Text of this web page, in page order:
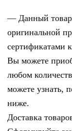
— Данный товар
оригинальной
сертификатами
Вы можете
любом
можете узнать,
ниже.
Доставка